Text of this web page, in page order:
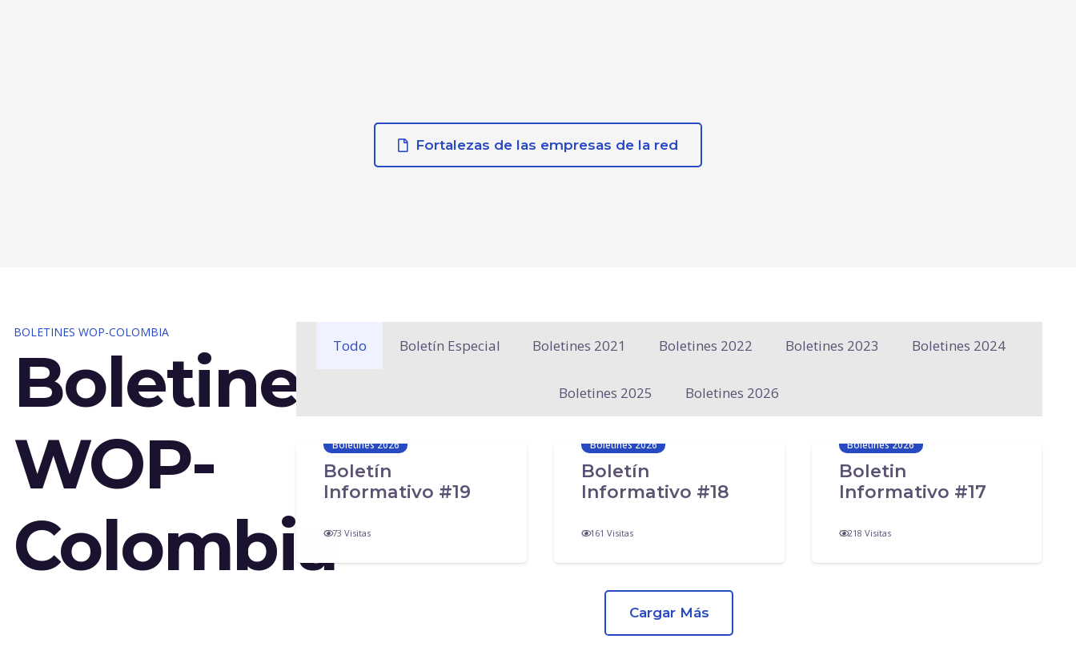
Fortalezas de las empresas de la red
BOLETINES WOP-COLOMBIA
Boletines
WOP-
Colombia
Todo Boletín Especial Boletines 2021 Boletines 2022 Boletines 2023 Boletines 2024
Boletines 2025 Boletines 2026
Boletines 2026
Boletín
Informativo #19
73 Visitas
Boletines 2026
Boletín
Informativo #18
161 Visitas
Boletines 2026
Boletin
Informativo #17
218 Visitas
Cargar Más